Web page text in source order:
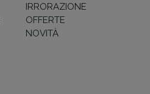
IRRORAZIONE
OFFERTE
NOVITÀ